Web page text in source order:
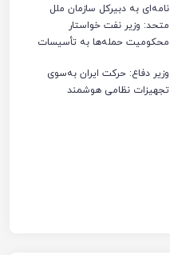
نامه‌ای به دبیرکل سازمان ملل
متحد: وزیر نفت خواستار
محکومیت حمله‌ها به تأسیسات
وزیر دفاع: حرکت ایران به‌سوی
تجهیزات نظامی هوشمند